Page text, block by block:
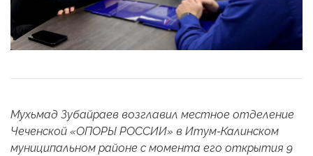
Мухьмад Зубайраев возглавил местное отделение
Чеченской «ОПОРЫ РОССИИ» в Итум-Калинском
муниципальном районе с момента его открытия 9